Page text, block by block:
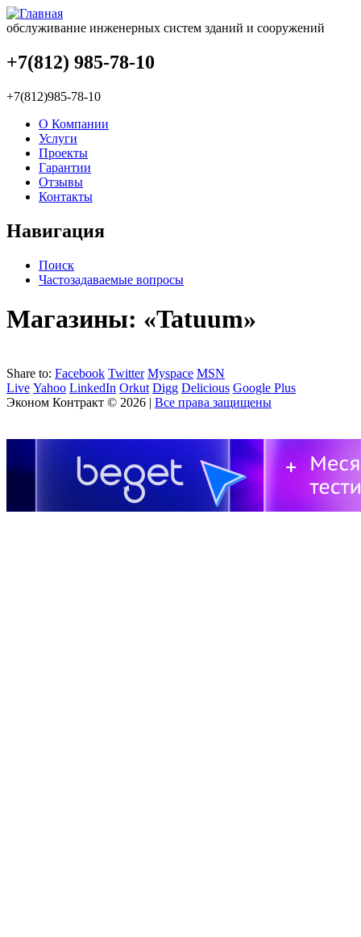
обслуживание инженерных систем зданий и сооружений
+7(812) 985-78-10
+7(812)985-78-10
О Компании
Услуги
Проекты
Гарантии
Отзывы
Контакты
Навигация
Поиск
Частозадаваемые вопросы
Магазины: «Tatuum»
Share to: Facebook Twitter Myspace MSN
Live Yahoo LinkedIn Orkut Digg Delicious Google Plus
Эконом Контракт © 2026 | Все права защищены